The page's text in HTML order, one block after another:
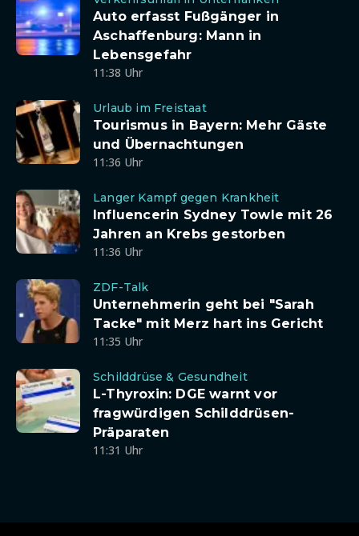
Auto erfasst Fußgänger in
Aschaffenburg: Mann in
Lebensgefahr
11:38 Uhr
Urlaub im Freistaat
Tourismus in Bayern: Mehr Gäste
und Übernachtungen
11:36 Uhr
Langer Kampf gegen Krankheit
Influencerin Sydney Towle mit 26
Jahren an Krebs gestorben
11:36 Uhr
ZDF-Talk
Unternehmerin geht bei "Sarah
Tacke" mit Merz hart ins Gericht
11:35 Uhr
Schilddrüse & Gesundheit
L-Thyroxin: DGE warnt vor
fragwürdigen Schilddrüsen-
Präparaten
11:31 Uhr